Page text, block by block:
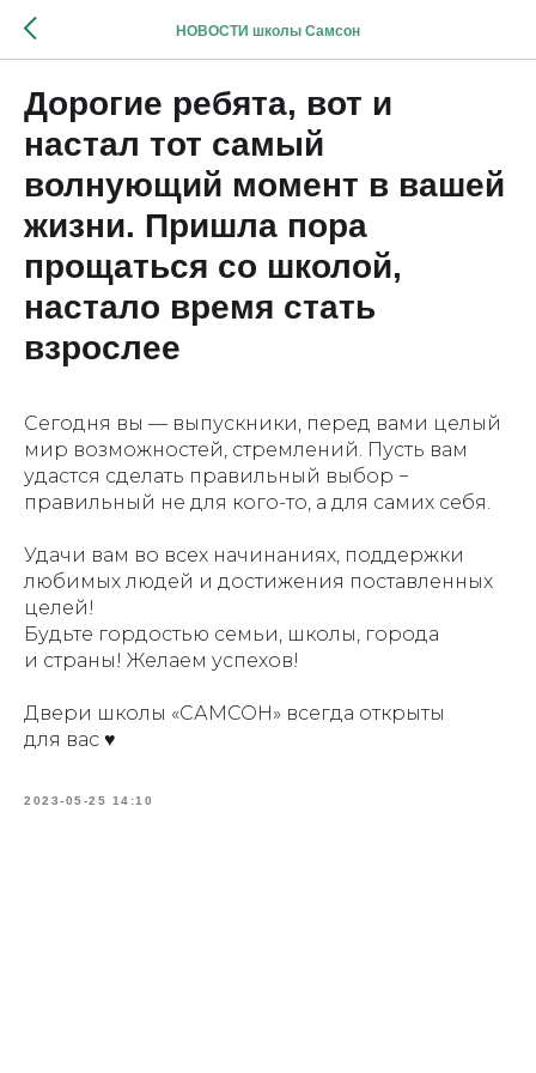
НОВОСТИ школы Самсон
Дорогие ребята, вот и
настал тот самый
волнующий момент в вашей
жизни. Пришла пора
прощаться со школой,
настало время стать
взрослее
Сегодня вы — выпускники, перед вами целый
мир возможностей, стремлений. Пусть вам
удастся сделать правильный выбор −
правильный не для кого-то, а для самих себя.
Удачи вам во всех начинаниях, поддержки
любимых людей и достижения поставленных
целей!
Будьте гордостью семьи, школы, города
и страны! Желаем успехов!
Двери школы «САМСОН» всегда открыты
для вас ♥️
2023-05-25 14:10